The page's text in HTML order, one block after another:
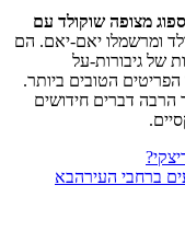
מצופה שוקולד עם
ומרשמלו יאם-יאם. הם
של גיבורות-על
הפריטים הטובים ביותר.
הרבה דברים חידושים
ברחבי העירהבא